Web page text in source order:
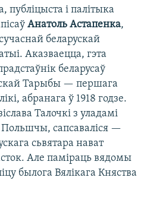
публіцыста і палітыка
Анатоль Астапенка,
беларускай
Аказваецца, гэта
беларусаў
Тарыбы — першага
абранага ў 1918 годзе.
Талочкі з уладамі
сапсаваліся —
сьвятара нават
Але паміраць вядомы
былога Вялікага Княства